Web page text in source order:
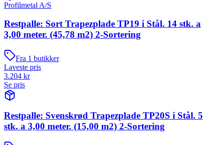
Profilmetal A/S
Restpalle: Sort Trapezplade TP19 i Stål. 14 stk. a
3,00 meter. (45,78 m2) 2-Sortering
Fra 1 butikker
Laveste pris
3.204 kr
Se pris
Restpalle: Svenskrød Trapezplade TP20S i Stål. 5
stk. a 3,00 meter. (15,00 m2) 2-Sortering